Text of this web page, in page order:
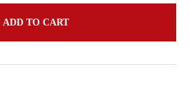
ADD TO CART